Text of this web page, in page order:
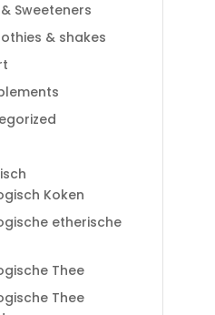
Sweeteners
& shakes
Koken
etherische
Thee
Thee